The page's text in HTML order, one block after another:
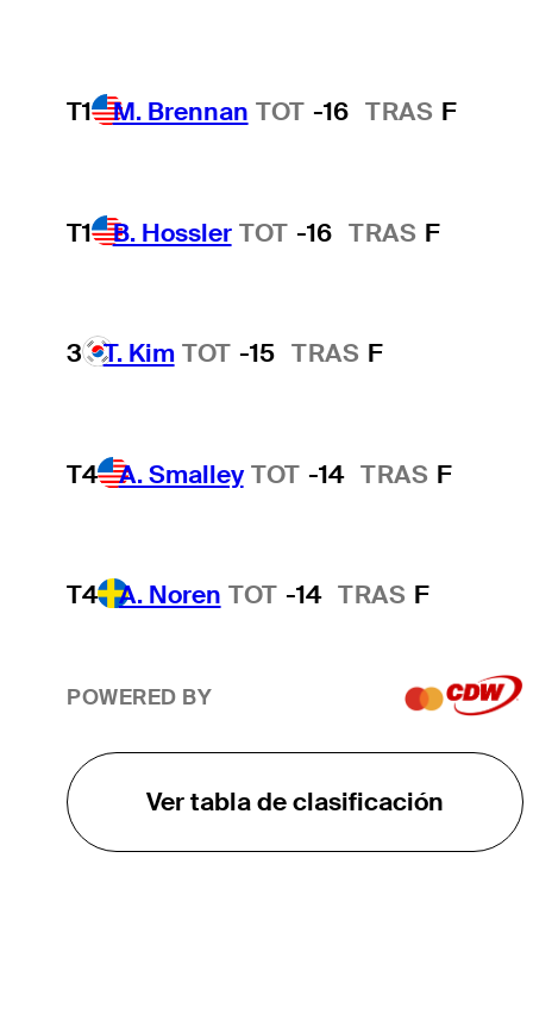
T1 M. Brennan TOT -16 TRAS F
T1 B. Hossler TOT -16 TRAS F
3 T. Kim TOT -15 TRAS F
T4 A. Smalley TOT -14 TRAS F
T4 A. Noren TOT -14 TRAS F
POWERED BY
Ver tabla de clasificación